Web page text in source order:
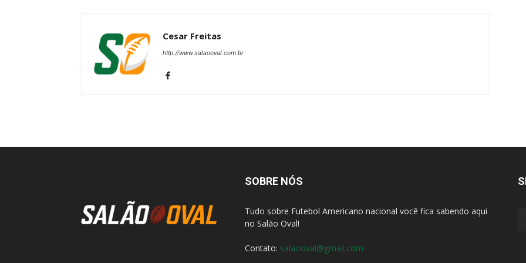
Cesar Freitas
http://www.salaooval.com.br
SOBRE NÓS
Tudo sobre Futebol Americano nacional você fica sabendo aqui
no Salão Oval!
Contato: salaooval@gmail.com